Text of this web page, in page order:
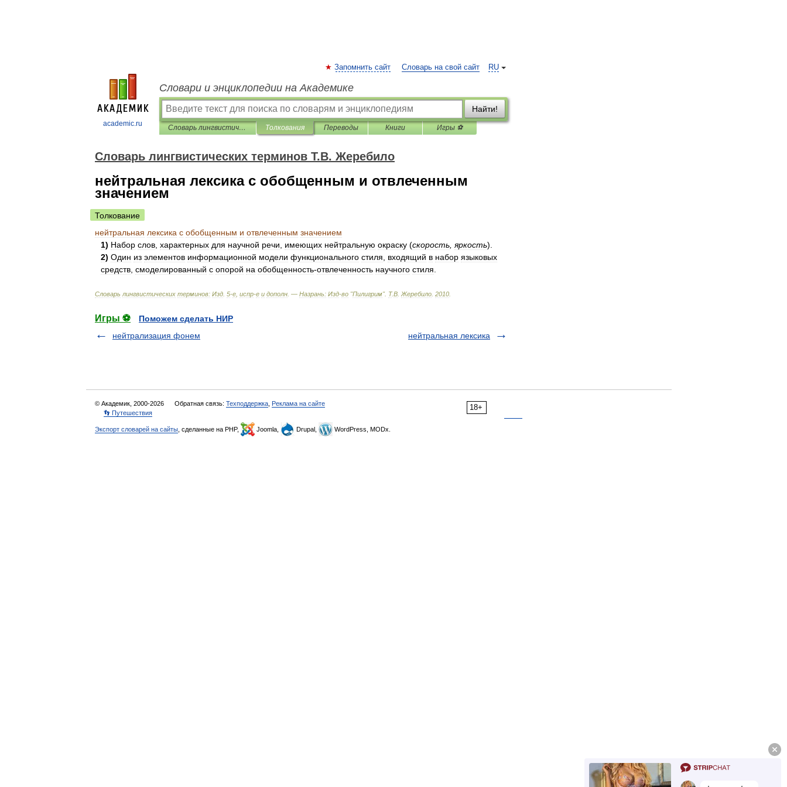
academic.ru
RU
Запомнить сайт Словарь на свой сайт
Словари и энциклопедии на Академике
Найти!
Словарь лингвистических терминов Т.В. Жеребило Толкования Переводы Книги Игры ⚽
Словарь лингвистических терминов Т.В. Жеребило
нейтральная лексика с обобщенным и отвлеченным
значением
Толкование
нейтральная лексика с обобщенным и отвлеченным значением
1) Набор слов характерных для научной речи имеющих нейтральную окраску (скорость яркость).
2) Один из элементов информационной модели функционального стиля входящий в набор языковых
средств смоделированный с опорой на обобщенность-отвлеченность научного стиля
Словарь лингвистических терминов: Изд 5-е испр-е и дополн . — Назрань: Изд-во "Пилигрим". Т.В Жеребило 2010
Игры ⚽
Поможем сделать НИР
нейтрализация фонем
нейтральная лексика
18+
© Академик, 2000-2026 Обратная связь: Техподдержка Реклама на сайте
👣 Путешествия
Экспорт словарей на сайты , сделанные на PHP, Joomla, Drupal, WordPress, MODx.